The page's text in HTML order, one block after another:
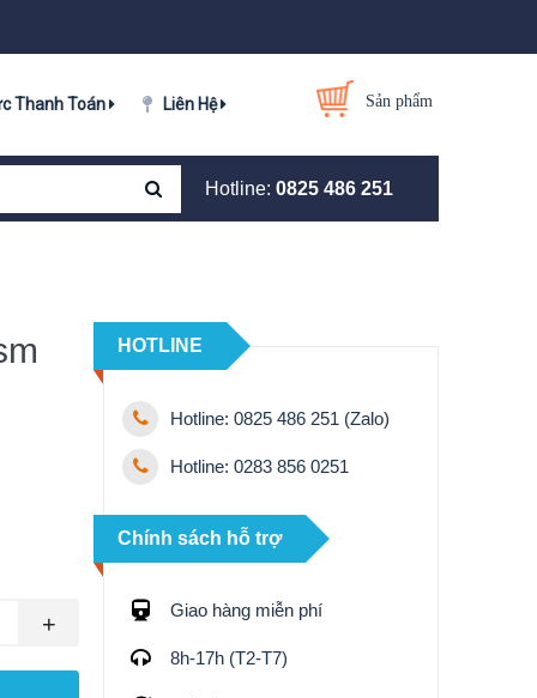
Thanh Toán Liên Hệ Sản phẩm
Hotline: 0825 486 251
+
HOTLINE
Hotline: 0825 486 251 (Zalo)
Hotline: 0283 856 0251
Chính sách hỗ trợ
Giao hàng miễn phí
8h-17h (T2-T7)